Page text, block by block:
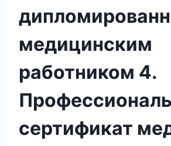
медицинским
работником 4.
сертификат